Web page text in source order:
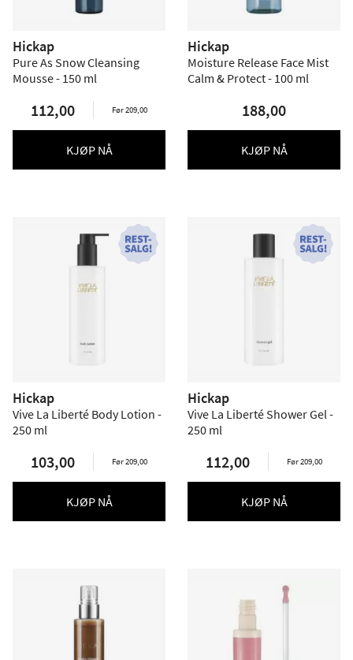
Hickap
Pure As Snow Cleansing
Mousse - 150 ml
112,00 Før 209,00
KJØP NÅ
Hickap
Moisture Release Face Mist
Calm & Protect - 100 ml
188,00
KJØP NÅ
Hickap
Vive La Liberté Body Lotion -
250 ml
103,00 Før 209,00
KJØP NÅ
Hickap
Vive La Liberté Shower Gel -
250 ml
112,00 Før 209,00
KJØP NÅ